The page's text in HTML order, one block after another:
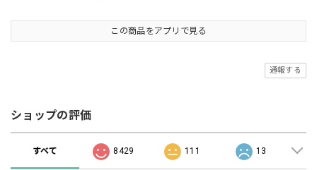
この商品をアプリで見る
通報する
ショップの評価
すべて 8429 111 13